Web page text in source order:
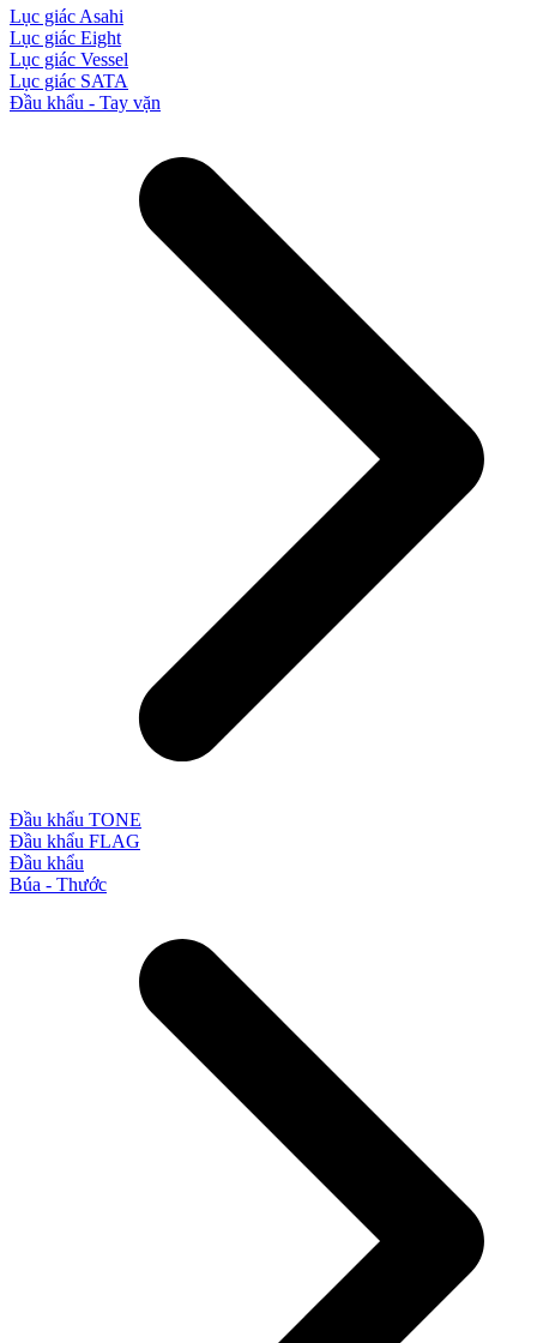
Lục giác Asahi
Lục giác Eight
Lục giác Vessel
Lục giác SATA
Đầu khẩu - Tay vặn
Đầu khẩu TONE
Đầu khẩu FLAG
Đầu khẩu
Búa - Thước